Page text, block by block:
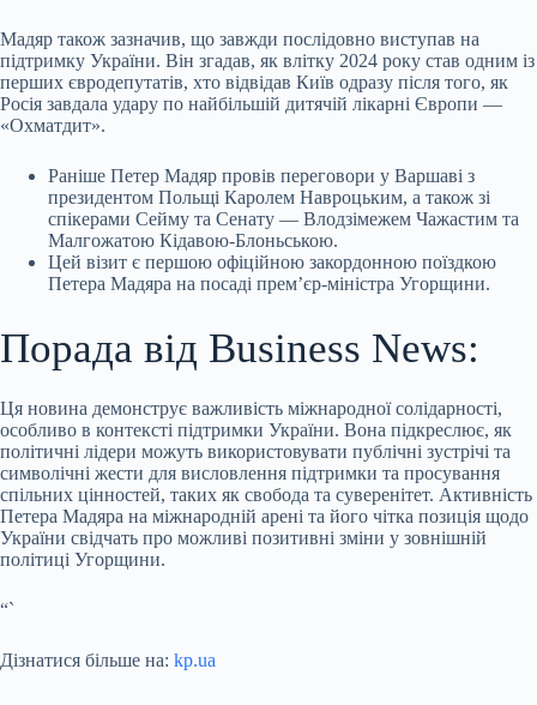
Мадяр також зазначив, що завжди послідовно виступав на
підтримку України. Він згадав, як влітку 2024 року став одним із
перших євродепутатів, хто відвідав Київ одразу після того, як
Росія завдала удару по найбільшій дитячій лікарні Європи —
«Охматдит».
Раніше Петер Мадяр провів переговори у Варшаві з
президентом Польщі Каролем Навроцьким, а також зі
спікерами Сейму та Сенату — Влодзімежем Чажастим та
Малгожатою Кідавою-Блоньською.
Цей візит є першою офіційною закордонною поїздкою
Петера Мадяра на посаді прем’єр-міністра Угорщини.
Порада від Business News:
Ця новина демонструє важливість міжнародної солідарності,
особливо в контексті підтримки України. Вона підкреслює, як
політичні лідери можуть використовувати публічні зустрічі та
символічні жести для висловлення підтримки та просування
спільних цінностей, таких як свобода та суверенітет. Активність
Петера Мадяра на міжнародній арені та його чітка позиція щодо
України свідчать про можливі позитивні зміни у зовнішній
політиці Угорщини.
“`
Дізнатися більше на: kp.ua